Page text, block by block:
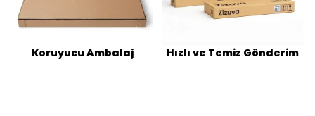
Koruyucu Ambalaj Hızlı ve Temiz Gönderim